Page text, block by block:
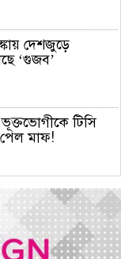
দেশজুড়ে
‘গুজব’
টিসি
মাফ!
পরিদর্শন করলেন